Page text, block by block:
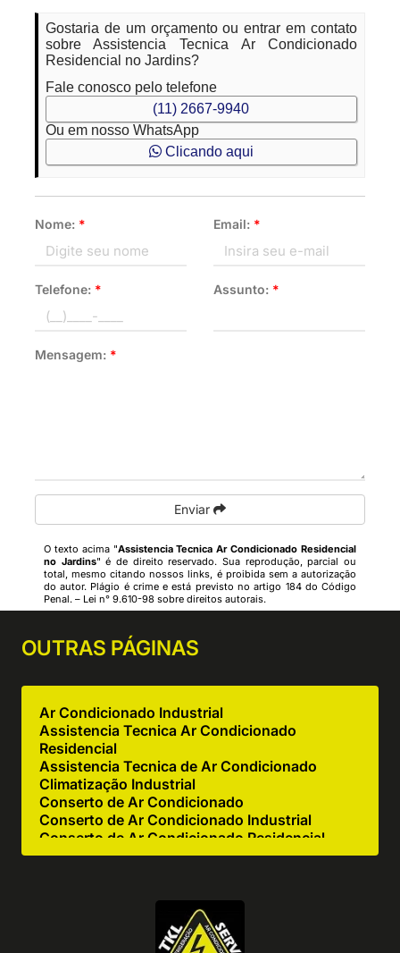
Gostaria de um orçamento ou entrar em contato
sobre Assistencia Tecnica Ar Condicionado
Residencial no Jardins?
Fale conosco pelo telefone
(11) 2667-9940
Ou em nosso WhatsApp
Clicando aqui
Nome: * Email: *
Telefone: * Assunto: *
Mensagem: *
Enviar
O texto acima "Assistencia Tecnica Ar Condicionado Residencial
no Jardins" é de direito reservado. Sua reprodução, parcial ou
total, mesmo citando nossos links, é proibida sem a autorização
do autor. Plágio é crime e está previsto no artigo 184 do Código
Penal. – Lei n° 9.610-98 sobre direitos autorais.
OUTRAS PÁGINAS
Ar Condicionado Industrial
Assistencia Tecnica Ar Condicionado
Residencial
Assistencia Tecnica de Ar Condicionado
Climatização Industrial
Conserto de Ar Condicionado
Conserto de Ar Condicionado Industrial
Conserto de Ar Condicionado Residencial
Conserto de Equipamentos de Cocção
Empresa de Ar Condicionado Industrial
Empresa de Ar Condicionado Manutenção
Empresa de Climatização